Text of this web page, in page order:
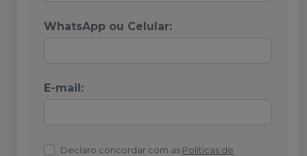
WhatsApp ou Celular:
E-mail:
Declaro concordar com as Políticas de